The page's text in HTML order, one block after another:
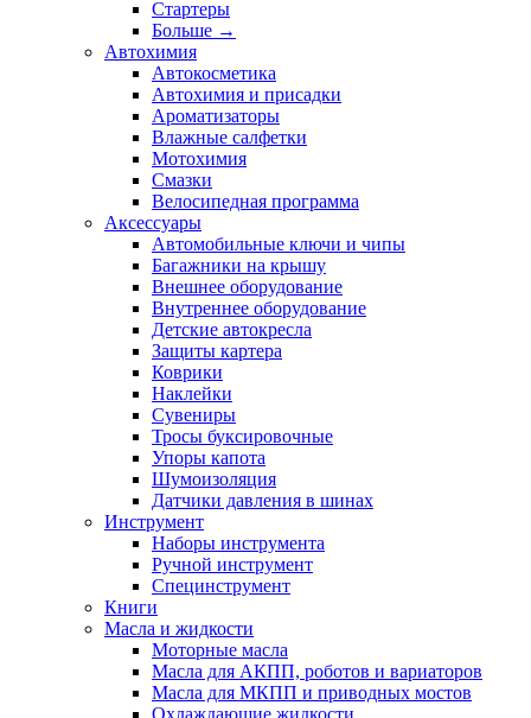
Стартеры
Больше →
Автохимия
Автокосметика
Автохимия и присадки
Ароматизаторы
Влажные салфетки
Мотохимия
Смазки
Велосипедная программа
Аксессуары
Автомобильные ключи и чипы
Багажники на крышу
Внешнее оборудование
Внутреннее оборудование
Детские автокресла
Защиты картера
Коврики
Наклейки
Сувениры
Тросы буксировочные
Упоры капота
Шумоизоляция
Датчики давления в шинах
Инструмент
Наборы инструмента
Ручной инструмент
Специнструмент
Книги
Масла и жидкости
Моторные масла
Масла для АКПП, роботов и вариаторов
Масла для МКПП и приводных мостов
Охлаждающие жидкости